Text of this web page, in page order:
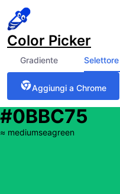
Color Picker
Gradiente
Aggiungi a Chrome
#0BBC75
≈ mediumseagreen